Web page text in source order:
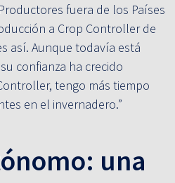
fuera de los Países
a Crop Controller de
así. Aunque todavía está
confianza ha crecido
tengo más tiempo
en el invernadero.”
una